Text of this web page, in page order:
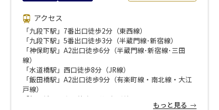
アクセス
「九段下駅」7番出口徒歩2分（東西線）
「九段下駅」5番出口徒歩3分（半蔵門線･新宿線）
「神保町駅」A2出口徒歩6分（半蔵門線･新宿線･三田
線）
「水道橋駅」西口徒歩8分（JR線）
「飯田橋駅」A2出口徒歩9分（有楽町線・南北線・大江
戸線）
「飯田橋駅」東口徒歩10分（JR線）
もっと見る